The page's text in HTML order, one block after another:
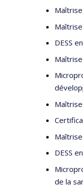
DESS
DESS
de la